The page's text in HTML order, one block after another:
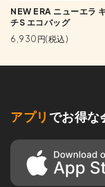
NEW ERA ニューエラ
チS エコバッグ
6,930円(税込)
アプリ でお得な